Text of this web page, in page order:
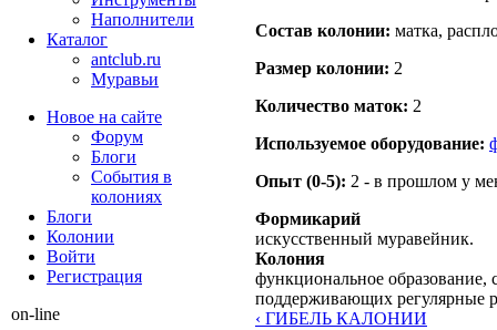
Состав кoлонии: матка,
Размер кoлонии: 2
Количество маток: 2
Используемое оборудование:
Опыт (0-5): 2 - в прошлом у
Формикарий
искусственный муравейник.
Колония
функциональное образование,
поддерживающих регулярные
‹ ГИБЕЛЬ КАЛОНИИ
Наполнители
Каталог
antclub.ru
Муравьи
Новое на сайте
Форум
Блоги
События в
колониях
Блоги
Колонии
Войти
Peгиcтpaция
on-line